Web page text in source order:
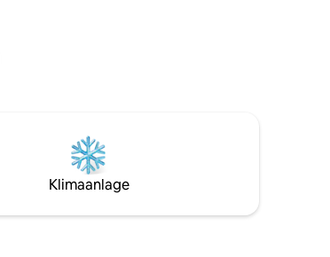
Klimaanlage